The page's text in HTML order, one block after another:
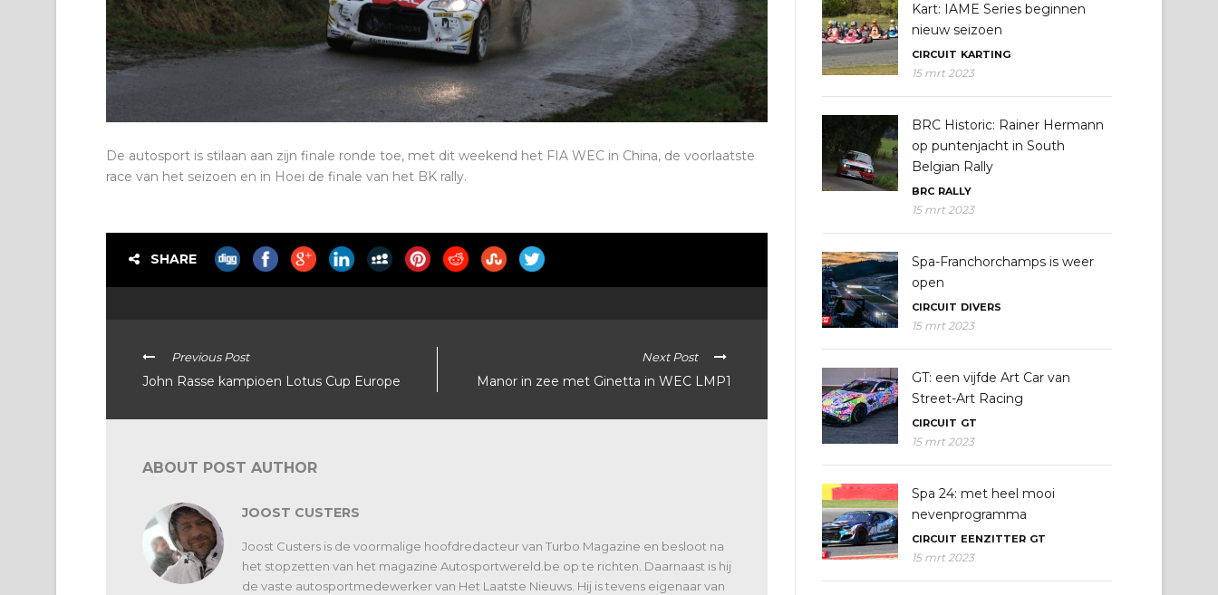
De autosport is stilaan aan zijn finale ronde toe, met dit weekend het FIA WEC in China, de voorlaatste
race van het seizoen en in Hoei de finale van het BK rally.
SHARE
Previous Post
John Rasse kampioen Lotus Cup Europe
Next Post
Manor in zee met Ginetta in WEC LMP1
ABOUT POST AUTHOR
JOOST CUSTERS
Joost Custers is de voormalige hoofdredacteur van Turbo Magazine en besloot na
het stopzetten van het magazine Autosportwereld.be op te richten. Daarnaast is hij
de vaste autosportmedewerker van Het Laatste Nieuws. Hij is tevens eigenaar van
Kart: IAME Series beginnen
nieuw seizoen
CIRCUIT KARTING
15 mrt 2023
BRC Historic: Rainer Hermann
op puntenjacht in South
Belgian Rally
BRC RALLY
15 mrt 2023
Spa-Franchorchamps is weer
open
CIRCUIT DIVERS
15 mrt 2023
GT: een vijfde Art Car van
Street-Art Racing
CIRCUIT GT
15 mrt 2023
Spa 24: met heel mooi
nevenprogramma
CIRCUIT EENZITTER GT
15 mrt 2023